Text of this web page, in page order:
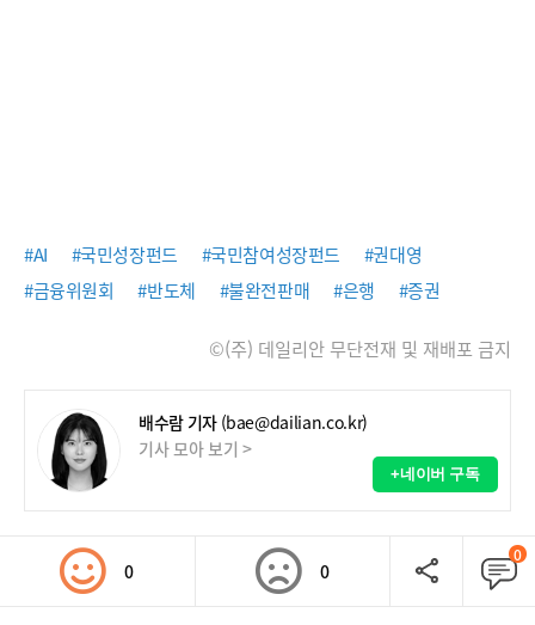
#AI #국민성장펀드 #국민참여성장펀드
#권대영
#금융위원회
#반도체 #불완전판매 #은행 #증권
©(주) 데일리안 무단전재 및 재배포 금지
배수람 기자 (bae@dailian.co.kr)
기사 모아 보기 >
+네이버 구독
0 0
0